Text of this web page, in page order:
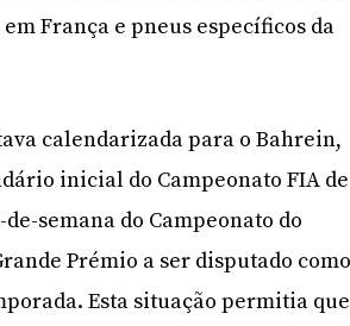
França e pneus específicos da
calendarizada para o Bahrein,
inicial do Campeonato FIA de
semana do Campeonato do
Prémio a ser disputado como
Esta situação permitia que